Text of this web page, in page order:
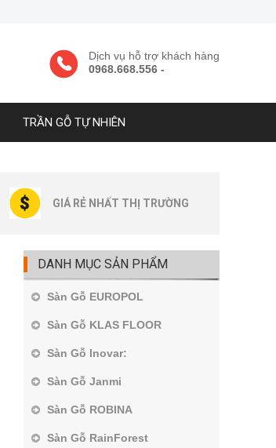
Dịch vụ hỗ trợ khách hàng
0968.668.556 -
TRẦN GỖ TỰ NHIÊN
GIÁ RẺ NHẤT THỊ TRƯỜNG
DANH MỤC SẢN PHẨM
Sàn Gỗ EUROPOL
Sàn Gỗ KLAS FLOOR
Sàn Gỗ Inovar:
Sàn Gỗ Janmi
Sàn Gỗ ROBINA
Sàn Gỗ RainForest